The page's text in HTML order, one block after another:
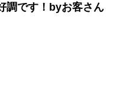
調です！byお客さん